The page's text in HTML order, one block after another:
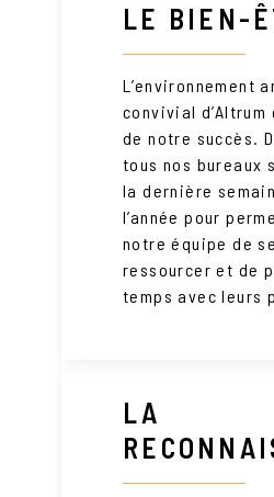
LE BIEN-
L’environnement
convivial d’Altrum
de notre succès.
tous nos bureaux
la dernière
l’année pour
notre équipe de se
ressourcer et de
temps avec leurs
LA